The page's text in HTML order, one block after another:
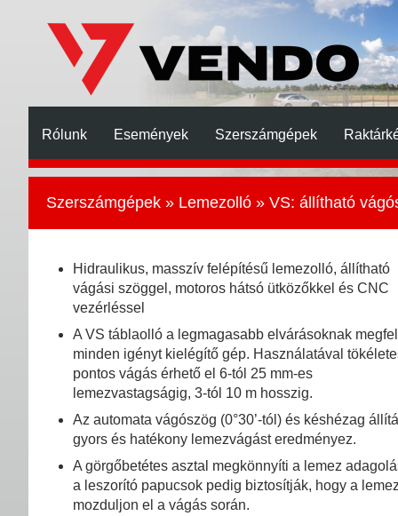
Rólunk Események Szerszámgépek
Szerszámgépek » Lemezolló » VS: állítható
Hidraulikus, masszív felépítésű lemezolló, állítható
vágási szöggel, motoros hátsó ütközőkkel és CNC
vezérléssel
A VS táblaolló a legmagasabb elvárásoknak
minden igényt kielégítő gép. Használatával
pontos vágás érhető el 6-tól 25 mm-es
lemezvastagságig, 3-tól 10 m hosszig.
Az automata vágószög (0°30’-tól) és késhézag
gyors és hatékony lemezvágást eredményez.
A görgőbetétes asztal megkönnyíti a lemez
a leszorító papucsok pedig biztosítják, hogy a
mozduljon el a vágás során.